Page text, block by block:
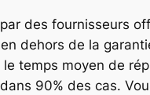
des fournisseurs
dehors de la
temps moyen de
90% des cas.